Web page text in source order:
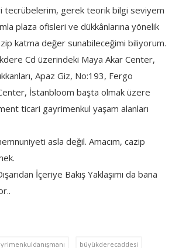
tecrübelerim, gerek teorik bilgi seviyem
plaza ofisleri ve dükkânlarına yönelik
katma değer sunabileceğimi biliyorum.
Cd üzerindeki Maya Akar Center,
Apaz Giz, No:193, Fergo
İstanbloom başta olmak üzere
ticari gayrimenkul yaşam alanları
asla değil. Amacım, cazip
İçeriye Bakış Yaklaşımı da bana
büyükderecaddesi